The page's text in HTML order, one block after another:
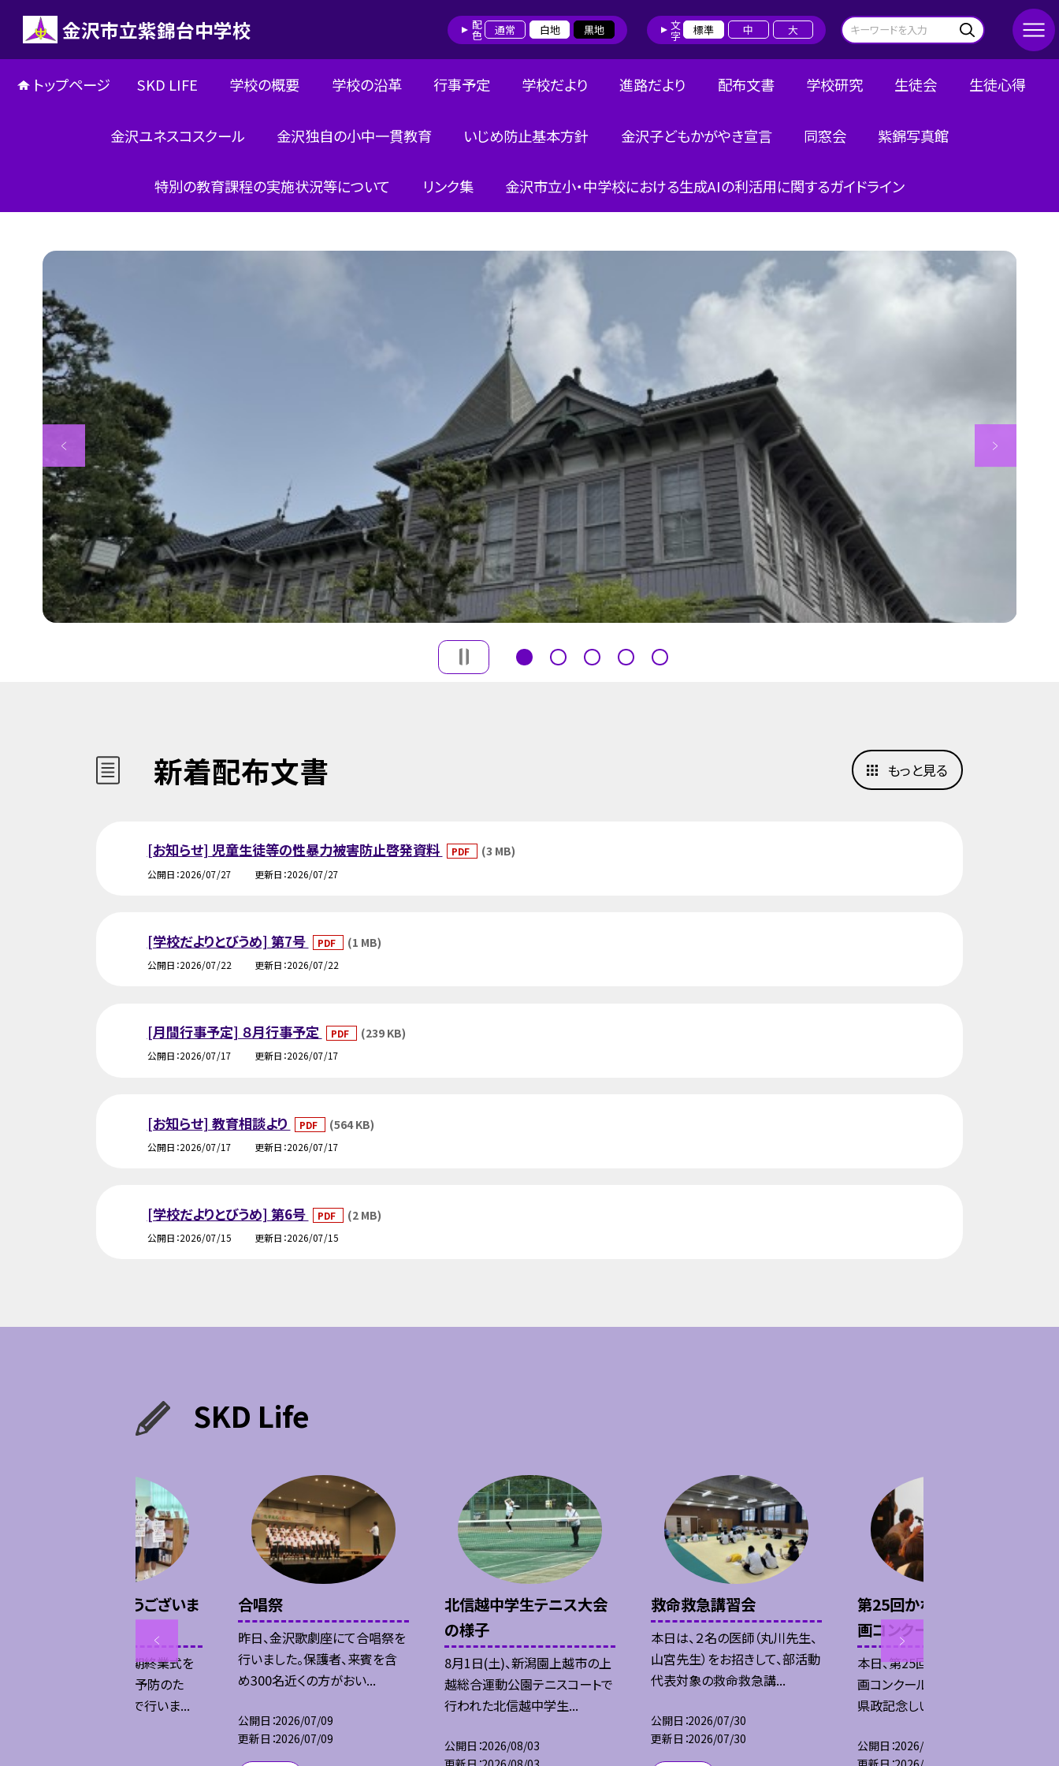
金沢市立紫錦台中学校 配色 通常 白地 黒地 文字 標準 中 大
トップページ SKD LIFE 学校の概要 学校の沿革 行事予定 学校だより 進路だより 配布文書 学校研究 生徒会 生徒心得
金沢ユネスコスクール 金沢独自の小中一貫教育 いじめ防止基本方針 金沢子どもかがやき宣言 同窓会 紫錦写真館
特別の教育課程の実施状況等について リンク集 金沢市立小・中学校における生成AIの利活用に関するガイドライン
新着配布文書
[お知らせ] 児童生徒等の性暴力被害防止啓発資料 PDF (3 MB)
公開日 2026/07/27 更新日 2026/07/27
[学校だよりとびうめ] 第7号 PDF (1 MB)
公開日 2026/07/22 更新日 2026/07/22
[月間行事予定] ８月行事予定 PDF (239 KB)
公開日 2026/07/17 更新日 2026/07/17
[お知らせ] 教育相談より PDF (564 KB)
公開日 2026/07/17 更新日 2026/07/17
[学校だよりとびうめ] 第6号 PDF (2 MB)
公開日 2026/07/15 更新日 2026/07/15
もっと見る
SKD Life
1学期、ありがとうございま
本日、午後より１学期終業式を
行いました。熱中症予防のた
め、今回はリモートで行いま...
合唱祭
昨日、金沢歌劇座にて合唱祭を
行いました。保護者、来賓を含
め300名近くの方がおい...
公開日 2026/07/09
更新日 2026/07/09
北信越中学生テニス大会
の様子
8月1日(土)、新潟園上越市の上
越総合運動公園テニスコートで
行われた北信越中学生...
公開日 2026/08/03
救命救急講習会
本日は、２名の医師（丸川先生、
山宮先生）をお招きして、部活動
代表対象の救命救急講...
公開日 2026/07/30
更新日 2026/07/30
第25回かなざわを描く絵
画コンクール
本日、第25回かなざわを描く絵
画コンクールの表彰式が石川
県政記念しいのき迎賓館で...
公開日 2026/07/24